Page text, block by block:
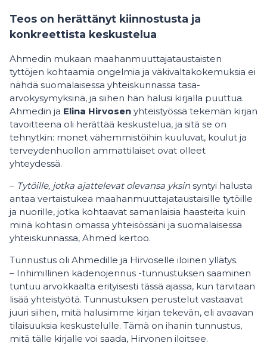
Teos on herättänyt kiinnostusta ja
konkreettista keskustelua
Ahmedin mukaan maahanmuuttajataustaisten
tyttöjen kohtaamia ongelmia ja väkivaltakokemuksia ei
nähdä suomalaisessa yhteiskunnassa tasa-
arvokysymyksinä, ja siihen hän halusi kirjalla puuttua.
Ahmedin ja Elina Hirvosen yhteistyössä tekemän kirjan
tavoitteena oli herättää keskustelua, ja sitä se on
tehnytkin: monet vähemmistöihin kuuluvat, koulut ja
terveydenhuollon ammattilaiset ovat olleet
yhteydessä.
– Tytöille, jotka ajattelevat olevansa yksin syntyi halusta
antaa vertaistukea maahanmuuttajataustaisille tytöille
ja nuorille, jotka kohtaavat samanlaisia haasteita kuin
minä kohtasin omassa yhteisössäni ja suomalaisessa
yhteiskunnassa, Ahmed kertoo.
Tunnustus oli Ahmedille ja Hirvoselle iloinen yllätys.
– Inhimillinen kädenojennus -tunnustuksen saaminen
tuntuu arvokkaalta erityisesti tässä ajassa, kun tarvitaan
lisää yhteistyötä. Tunnustuksen perustelut vastaavat
juuri siihen, mitä halusimme kirjan tekevän, eli avaavan
tilaisuuksia keskustelulle. Tämä on ihanin tunnustus,
mitä tälle kirjalle voi saada, Hirvonen iloitsee.